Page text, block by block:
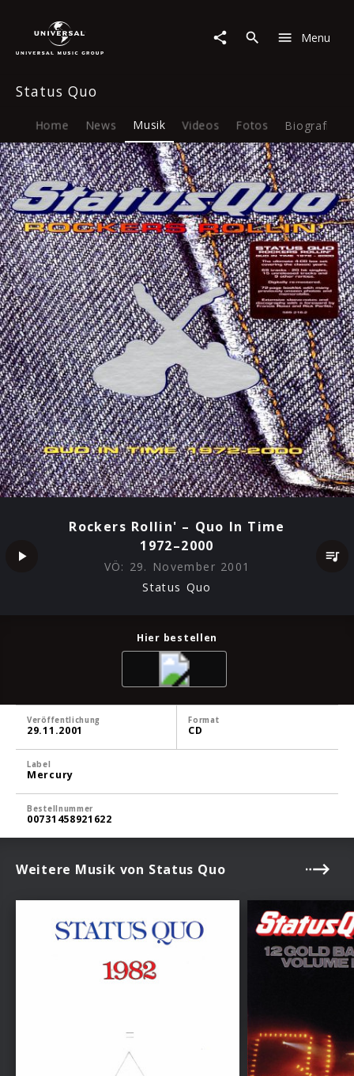
Musik
Rockers
Quo
In
Time
1972-
2000
Menu
Status Quo
Home News Musik Videos Fotos Biografie
Rockers Rollin' – Quo In Time
1972–2000
VÖ: 29. November 2001
Status Quo
Hier bestellen
Veröffentlichung
29.11.2001
Format
CD
Label
Mercury
Bestellnummer
00731458921622
Weitere Musik von Status Quo